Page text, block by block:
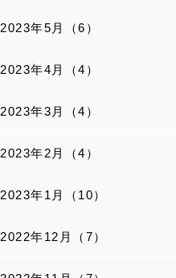
2023年5月（6）
2023年4月（4）
2023年3月（4）
2023年2月（4）
2023年1月（10）
2022年12月（7）